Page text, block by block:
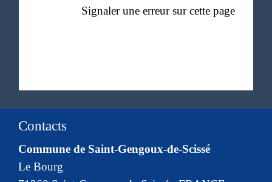
Signaler une erreur sur cette page
Contacts
Commune de Saint-Gengoux-de-Scissé
Le Bourg